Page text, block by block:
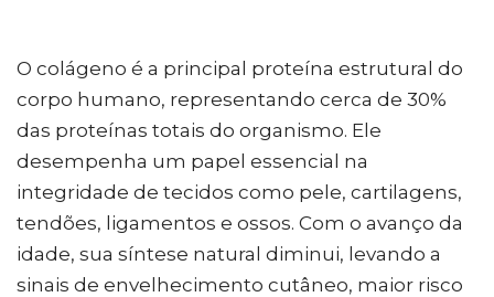
O colágeno é a principal proteína estrutural do
corpo humano, representando cerca de 30%
das proteínas totais do organismo. Ele
desempenha um papel essencial na
integridade de tecidos como pele, cartilagens,
tendões, ligamentos e ossos. Com o avanço da
idade, sua síntese natural diminui, levando a
sinais de envelhecimento cutâneo, maior risco